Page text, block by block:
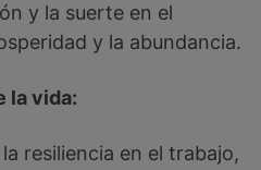
y la suerte en el
y la abundancia.
la vida:
resiliencia en el trabajo,